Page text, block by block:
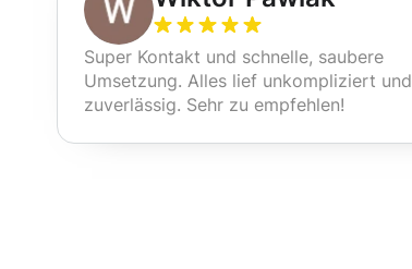
Super Kontakt und schnelle, saubere
Umsetzung. Alles lief unkompliziert und
zuverlässig. Sehr zu empfehlen!